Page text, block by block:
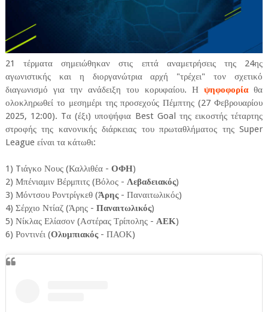
21 τέρματα σημειώθηκαν στις επτά αναμετρήσεις της 24ης
αγωνιστικής και η διοργανώτρια αρχή "τρέχει" τον σχετικό
διαγωνισμό για την ανάδειξη του κορυφαίου. Η ψηφοφορίαθα
ολοκληρωθεί το μεσημέρι της προσεχούς Πέμπτης (27 Φεβρουαρίου
2025, 12:00). Tα (έξι) υποψήφια Best Goal της εικοστής τέταρτης
στροφής της κανονικής διάρκειας του πρωταθλήματος της Super
League είναι τα κάτωθι:
1) Tιάγκο Νους (Καλλιθέα - ΟΦΗ)
2) Μπένιαμιν Βέρμπιτς (Βόλος - Λεβαδειακός)
3) Μόντσου Ροντρίγκεθ (Άρης- Παναιτωλικός)
4) Σέρχιο Ντίαζ (Άρης - Παναιτωλικός)
5) Νίκλας Ελίασον (Αστέρας Τρίπολης - ΑΕΚ)
6) Ροντινέι (Ολυμπιακός- ΠΑΟΚ)